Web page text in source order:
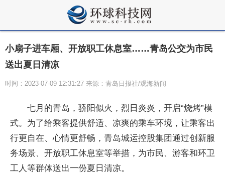
小扇子进车厢、开放职工休息室……青岛公交为市民
送出夏日清凉
时间：2023-07-09 12:31:27 来源：青岛日报社/观海新闻
七月的青岛，骄阳似火，烈日炎炎，开启“烧烤”模
式。为了给乘客提供舒适、凉爽的乘车环境，让乘客出
行更自在、心情更舒畅，青岛城运控股集团通过创新服
务场景、开放职工休息室等举措，为市民、游客和环卫
工人等群体送出一份夏日清凉。